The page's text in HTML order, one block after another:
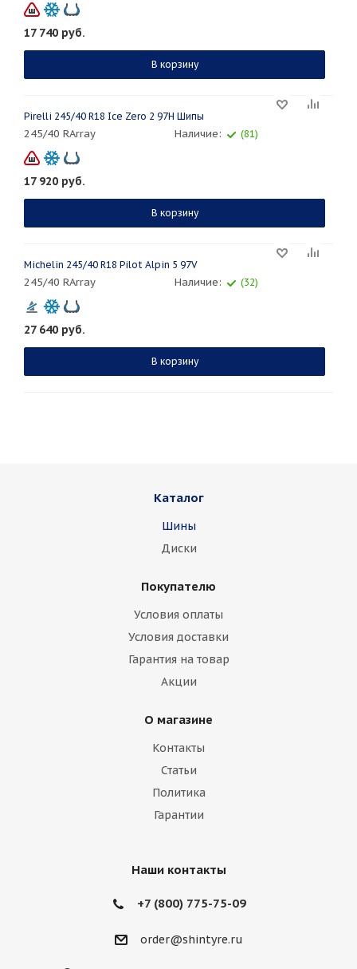
17 740 руб.
В корзину
Pirelli 245/40 R18 Ice Zero 2 97H Шипы
245/40 RArray Наличие: (81)
17 920 руб.
В корзину
Michelin 245/40 R18 Pilot Alpin 5 97V
245/40 RArray Наличие: (32)
27 640 руб.
В корзину
Каталог
Шины
Диски
Покупателю
Условия оплаты
Условия доставки
Гарантия на товар
Акции
О магазине
Контакты
Статьи
Политика
Гарантии
Наши контакты
+7 (800) 775-75-09
order@shintyre.ru